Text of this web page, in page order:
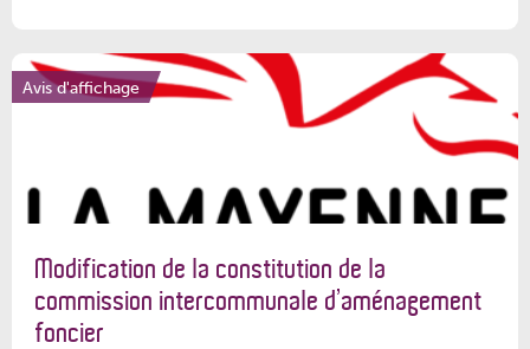
Avis d'affichage
Modification de la constitution de la
commission intercommunale d’aménagement
foncier